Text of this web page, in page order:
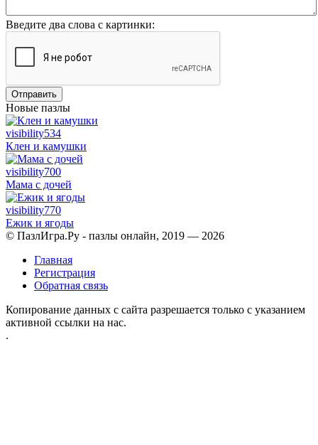
Введите два слова с картинки:
Отправить
Новые пазлы
visibility534
Клен и камушки
visibility700
Мама с дочей
visibility770
Ежик и ягоды
© ПазлИгра.Ру - пазлы онлайн, 2019 — 2026
Главная
Регистрация
Обратная связь
Копирование данных с сайта разрешается только с указанием
активной ссылки на нас.
.